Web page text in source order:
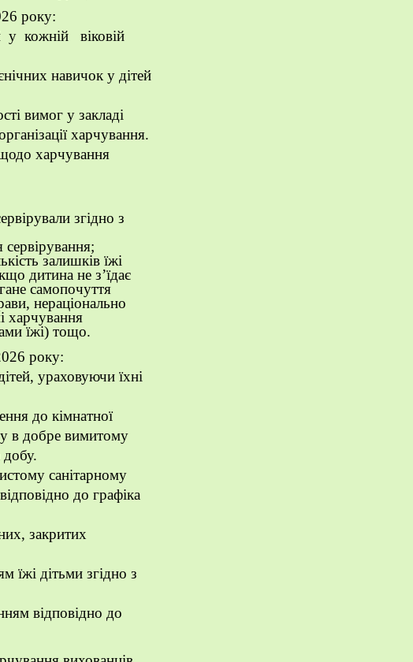
6 року:
у кожній віковій
навичок у дітей
вимог у закладі
харчування.
харчування
згідно з
сервірування;
залишків їжі
дитина не з’їдає
самопочуття
нераціонально
харчування
їжі) тощо.
року:
ураховуючи їхні
до кімнатної
в добре вимитому
добу.
санітарному
до графіка
закритих
їжі дітьми згідно з
відповідно до